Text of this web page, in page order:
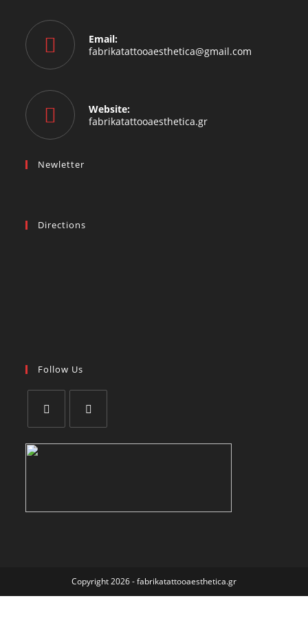
Email:
fabrikatattooaesthetica@gmail.com
Website:
fabrikatattooaesthetica.gr
Newletter
Directions
Follow Us
Copyright 2026 - fabrikatattooaesthetica.gr